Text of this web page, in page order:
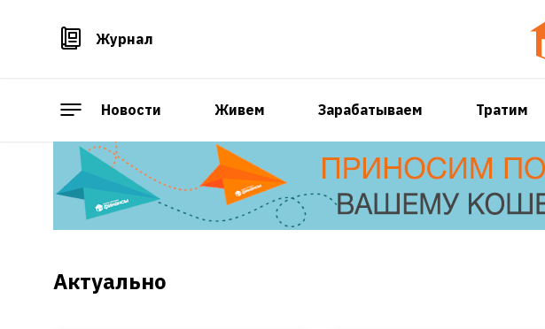
Журнал
Новости Живем Зарабатываем Тратим
Актуально